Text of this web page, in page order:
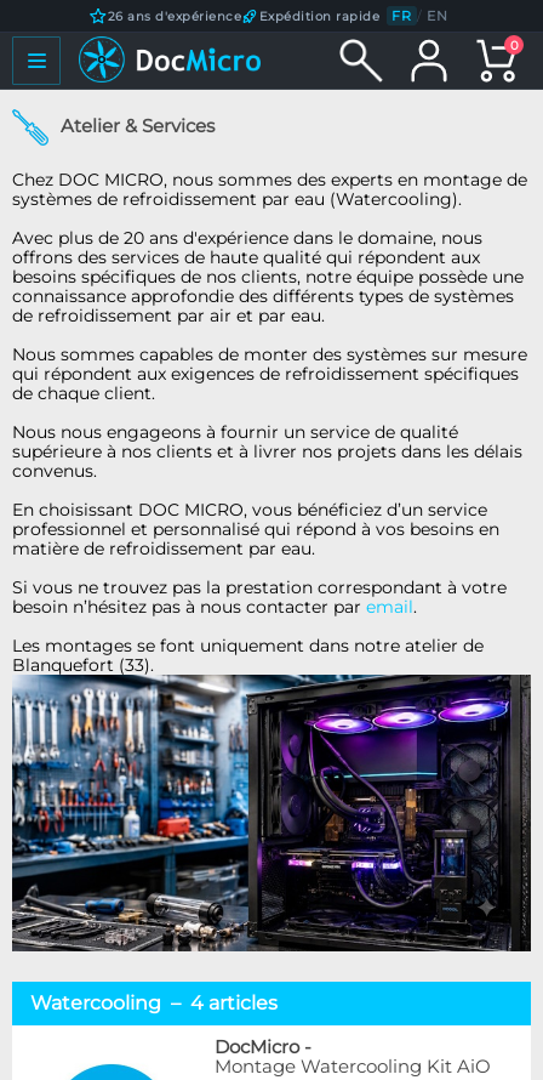
26 ans d'expérience Expédition rapide FR / EN
0
Atelier & Services
Chez DOC MICRO, nous sommes des experts en montage de
systèmes de refroidissement par eau (Watercooling).
Avec plus de 20 ans d'expérience dans le domaine, nous
offrons des services de haute qualité qui répondent aux
besoins spécifiques de nos clients, notre équipe possède une
connaissance approfondie des différents types de systèmes
de refroidissement par air et par eau.
Nous sommes capables de monter des systèmes sur mesure
qui répondent aux exigences de refroidissement spécifiques
de chaque client.
Nous nous engageons à fournir un service de qualité
supérieure à nos clients et à livrer nos projets dans les délais
convenus.
En choisissant DOC MICRO, vous bénéficiez d’un service
professionnel et personnalisé qui répond à vos besoins en
matière de refroidissement par eau.
Si vous ne trouvez pas la prestation correspondant à votre
besoin n’hésitez pas à nous contacter par email.
Les montages se font uniquement dans notre atelier de
Blanquefort (33).
Watercooling – 4 articles
DocMicro-
Montage Watercooling Kit AiO